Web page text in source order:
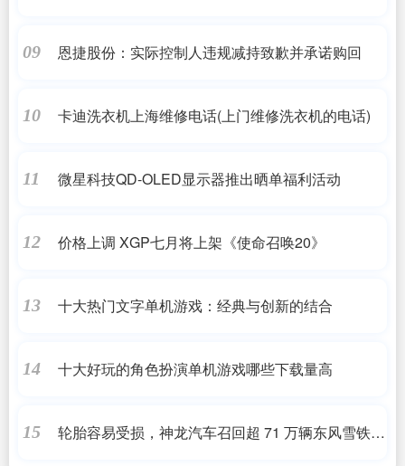
09 恩捷股份：实际控制人违规减持致歉并承诺购回
10 卡迪洗衣机上海维修电话(上门维修洗衣机的电话)
11 微星科技QD-OLED显示器推出晒单福利活动
12 价格上调 XGP七月将上架《使命召唤20》
13 十大热门文字单机游戏：经典与创新的结合
14 十大好玩的角色扮演单机游戏哪些下载量高
15
轮胎容易受损，神龙汽车召回超 71 万辆东风雪铁龙